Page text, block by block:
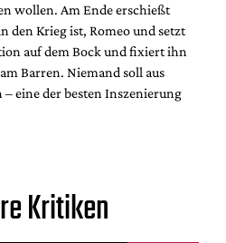
wollen. Am Ende erschießt
den Krieg ist, Romeo und setzt
auf dem Bock und fixiert ihn
Barren. Niemand soll aus
eine der besten Inszenierung
Kritiken